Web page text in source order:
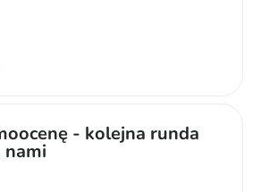
- kolejna runda
nami